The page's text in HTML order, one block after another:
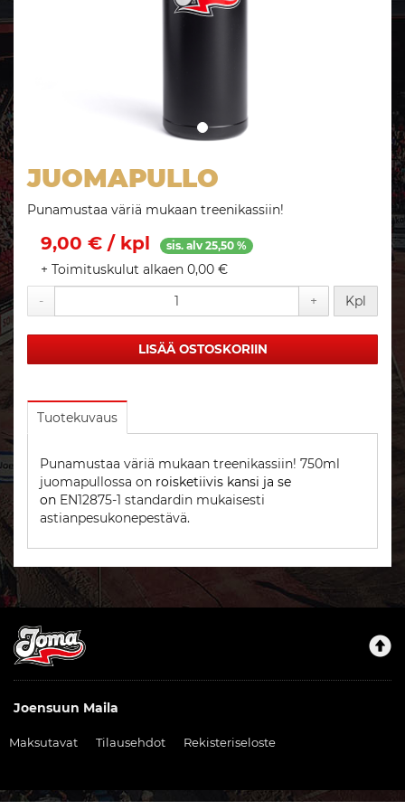
JUOMAPULLO
Punamustaa väriä mukaan treenikassiin!
9,00 € / kpl sis. alv 25,50 %
+ Toimituskulut alkaen 0,00 €
-
+ Kpl
LISÄÄ OSTOSKORIIN
Tuotekuvaus
Punamustaa väriä mukaan treenikassiin! 750ml
juomapullossa on roisketiivis kansi ja se
on EN12875-1 standardin mukaisesti
astianpesukonepestävä.
Joensuun Maila
Maksutavat Tilausehdot Rekisteriseloste